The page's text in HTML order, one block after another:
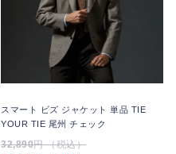
スマート ビズ ジャケット 単品 TIE
YOUR TIE 尾州 チェック
32,890円 （税込）